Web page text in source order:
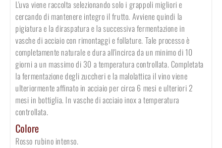
L'uva viene raccolta selezionando solo i grappoli migliori e
cercando di mantenere integro il frutto. Avviene quindi la
pigiatura e la diraspatura e la successiva fermentazione in
vasche di acciaio con rimontaggi e follature. Tale processo è
completamente naturale e dura all'incirca da un minimo di 10
giorni a un massimo di 30 a temperatura controllata. Completata
la fermentazione degli zuccheri e la malolattica il vino viene
ulteriormente affinato in acciaio per circa 6 mesi e ulteriori 2
mesi in bottiglia. In vasche di acciaio inox a temperatura
controllata.
Colore
Rosso rubino intenso.